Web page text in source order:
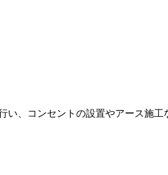
、コンセントの設置やアース施工